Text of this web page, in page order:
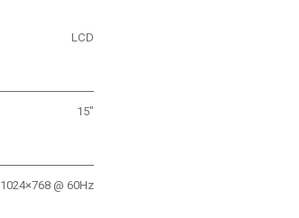
LCD
15"
1024×768 @ 60Hz